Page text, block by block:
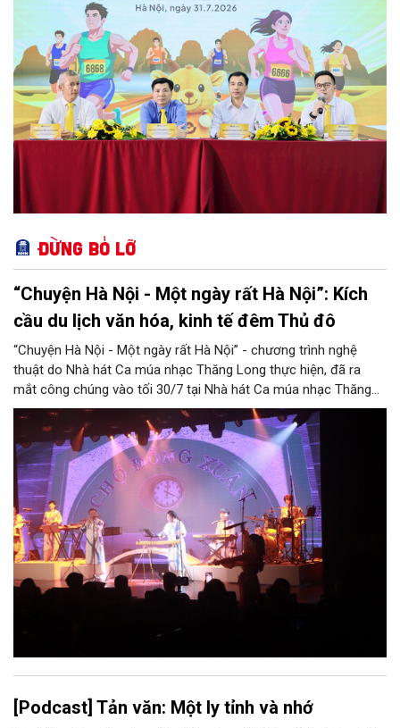
Đừng bỏ lỡ
“Chuyện Hà Nội - Một ngày rất Hà Nội”: Kích
cầu du lịch văn hóa, kinh tế đêm Thủ đô
“Chuyện Hà Nội - Một ngày rất Hà Nội” - chương trình nghệ
thuật do Nhà hát Ca múa nhạc Thăng Long thực hiện, đã ra
mắt công chúng vào tối 30/7 tại Nhà hát Ca múa nhạc Thăng
Long (số 31 - 33 phố Lương Văn Can, phường Hoàn Kiếm).
[Podcast] Tản văn: Một ly tỉnh và nhớ